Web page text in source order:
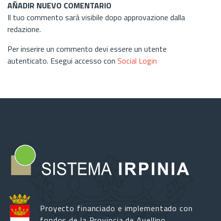
AÑADIR NUEVO COMENTARIO
Il tuo commento sarà visibile dopo approvazione dalla
redazione.
Per inserire un commento devi essere un utente
autenticato. Esegui accesso con Social Login
Proyecto financiado e implementado con